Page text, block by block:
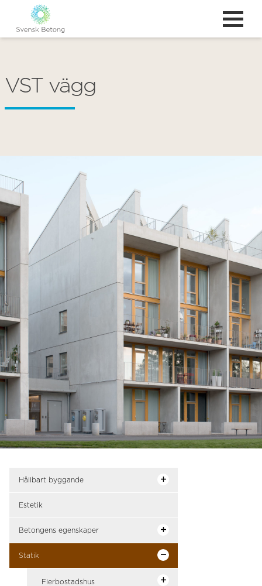
VST vägg
Hållbart byggande
Estetik
Betongens egenskaper
Statik
Flerbostadshus